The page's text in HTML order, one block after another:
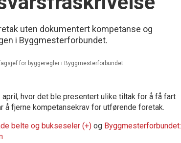
uten dokumentert kompetanse og
i Byggmesterforbundet.
for byggeregler i Byggmesterforbundet
hvor det ble presentert ulike tiltak for å få fart
å fjerne kompetansekrav for utførende foretak.
belte og bukseseler (+) og Byggmesterforbundet: